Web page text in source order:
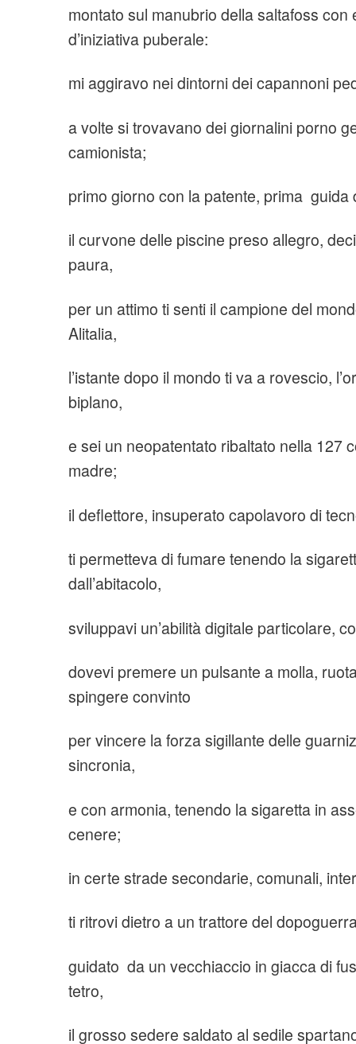
montato sul manubrio della saltafoss con
d’iniziativa puberale:
mi aggiravo nei dintorni dei capannoni
a volte si trovavano dei giornalini porno
camionista;
primo giorno con la patente, prima guida
il curvone delle piscine preso allegro,
paura,
per un attimo ti senti il campione del
Alitalia,
l’istante dopo il mondo ti va a rovescio,
biplano,
e sei un neopatentato ribaltato nella 127
madre;
il deflettore, insuperato capolavoro di
ti permetteva di fumare tenendo la
dall’abitacolo,
sviluppavi un’abilità digitale particolare,
dovevi premere un pulsante a molla,
spingere convinto
per vincere la forza sigillante delle
sincronia,
e con armonia, tenendo la sigaretta in
cenere;
in certe strade secondarie, comunali,
ti ritrovi dietro a un trattore del
guidato da un vecchiaccio in giacca di
tetro,
il grosso sedere saldato al sedile